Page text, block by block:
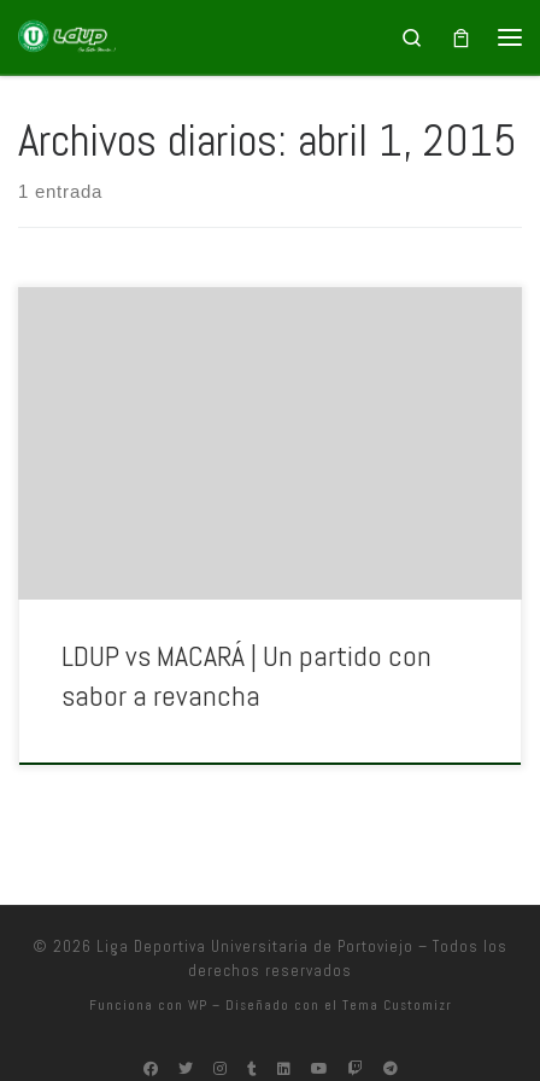
Saltar al contenido Search
Archivos diarios: abril 1, 2015
1 entrada
LDUP vs MACARÁ | Un partido con
sabor a revancha
© 2026 Liga Deportiva Universitaria de Portoviejo – Todos los
derechos reservados
Funciona con WP – Diseñado con el Tema Customizr